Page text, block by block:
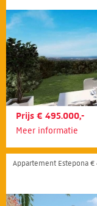
Prijs € 495.000,-
Meer informatie
Appartement Estepona €